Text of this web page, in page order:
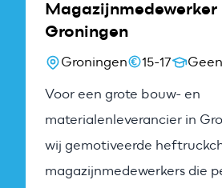
Magazijnmedewerker
Groningen
Groningen 15-17 Geen
Voor een grote bouw- en
materialenleverancier in
wij gemotiveerde
magazijnmedewerkers die